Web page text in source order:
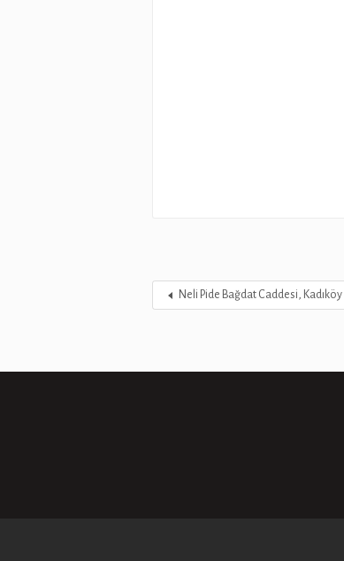
Neli Pide Bağdat Caddesi,